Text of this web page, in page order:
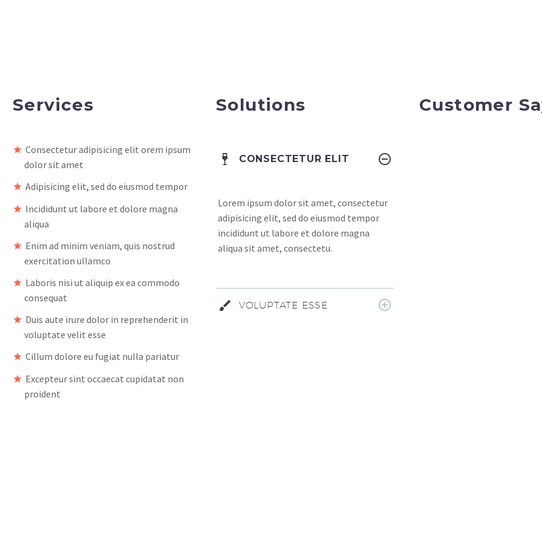
Services
Consectetur adipisicing elit orem ipsum
dolor sit amet
Adipisicing elit, sed do eiusmod tempor
Incididunt ut labore et dolore magna
aliqua
Enim ad minim veniam, quis nostrud
exercitation ullamco
Laboris nisi ut aliquip ex ea commodo
consequat
Duis aute irure dolor in reprehenderit in
voluptate velit esse
Cillum dolore eu fugiat nulla pariatur
Excepteur sint occaecat cupidatat non
proident
Solutions
CONSECTETUR ELIT
Lorem ipsum dolor sit amet, consectetur
adipisicing elit, sed do eiusmod tempor
incididunt ut labore et dolore magna
aliqua sit amet, consectetu.
VOLUPTATE ESSE
Customer